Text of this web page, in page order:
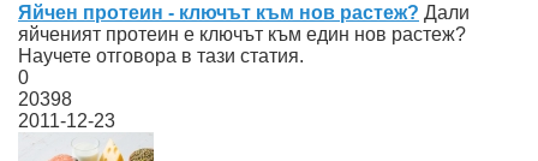
Яйчен протеин - ключът към нов растеж? Дали
яйченият протеин е ключът към един нов растеж?
Научете отговора в тази статия.
0
20398
2011-12-23